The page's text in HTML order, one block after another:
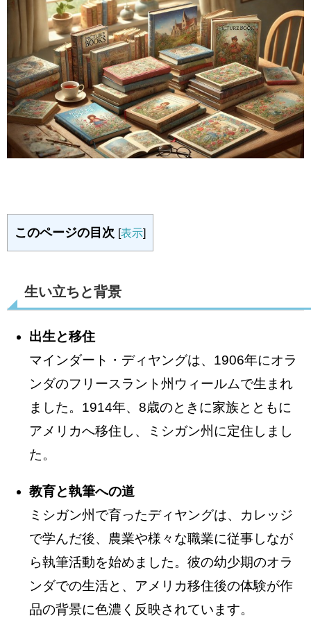
このページの目次 [表示]
生い立ちと背景
出生と移住
マインダート・ディヤングは、1906年にオラ
ンダのフリースラント州ウィールムで生まれ
ました。1914年、8歳のときに家族とともに
アメリカへ移住し、ミシガン州に定住しまし
た。
教育と執筆への道
ミシガン州で育ったディヤングは、カレッジ
で学んだ後、農業や様々な職業に従事しなが
ら執筆活動を始めました。彼の幼少期のオラ
ンダでの生活と、アメリカ移住後の体験が作
品の背景に色濃く反映されています。